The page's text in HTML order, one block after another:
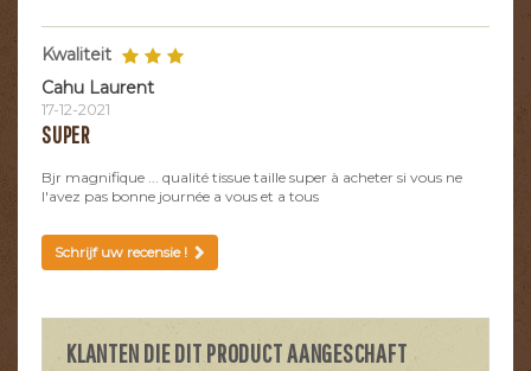
Kwaliteit
Cahu Laurent
17-12-2021
SUPER
Bjr magnifique ... qualité tissue taille super à acheter si vous ne
l'avez pas bonne journée a vous et a tous
Schrijf uw recensie !
KLANTEN DIE DIT PRODUCT AANGESCHAFT